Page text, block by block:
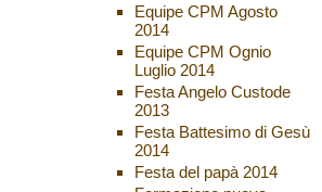
Equipe CPM Agosto
2014
Equipe CPM Ognio
Luglio 2014
Festa Angelo Custode
2013
Festa Battesimo di Gesù
2014
Festa del papà 2014